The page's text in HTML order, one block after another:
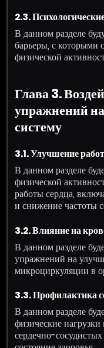
2.3.
В данном разделе
барьеры, с которыми
физической
Глава 3.
упражнений
систему
3.1. Улучшение
В данном разделе
физической
работы сердца,
и снижение частоты
3.2. Влияние на
В данном разделе
упражнений на
микроциркуляции в
3.3. Профилактика
В данном разделе
физические
сердечно-